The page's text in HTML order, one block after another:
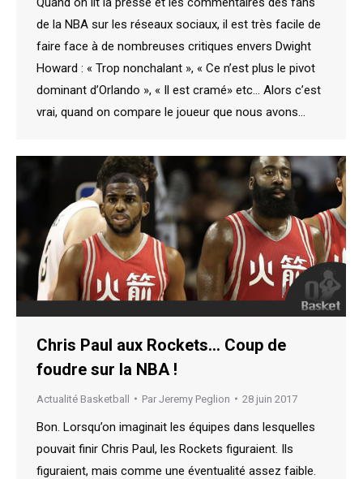
de la NBA sur les réseaux sociaux, il est très facile de
faire face à de nombreuses critiques envers Dwight
Howard : « Trop nonchalant », « Ce n’est plus le pivot
dominant d’Orlando », « Il est cramé» etc… Alors c’est
vrai, quand on compare le joueur que nous avons…
Chris Paul aux Rockets… Coup de
foudre sur la NBA !
Actualité Basketball Par Jeremy Peglion 28 juin 2017
Bon. Lorsqu’on imaginait les équipes dans lesquelles
pouvait finir Chris Paul, les Rockets figuraient. Ils
figuraient, mais comme une éventualité assez faible.